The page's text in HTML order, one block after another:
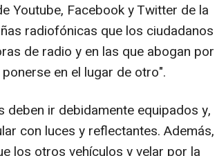
Youtube, Facebook y Twitter de la
radiofónicas que los ciudadanos
de radio y en las que abogan por
en el lugar de otro".
ir debidamente equipados y,
con luces y reflectantes. Además,
los otros vehículos y velar por la